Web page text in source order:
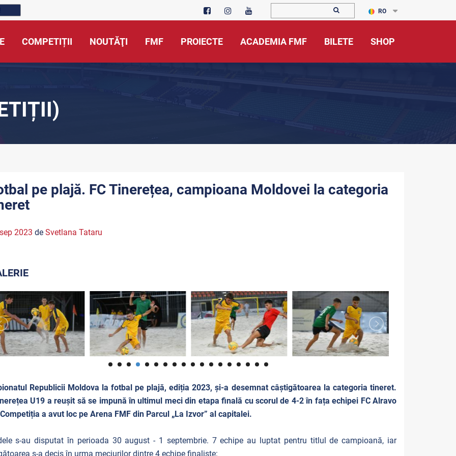
RO
COMPETIȚII NOUTĂŢI FMF PROIECTE ACADEMIA FMF BILETE SHOP
pe plajă. FC Tinerețea, campioana Moldovei la categoria
2023 de Svetlana Tataru
Republicii Moldova la fotbal pe plajă, ediția 2023, și-a desemnat câștigătoarea la categoria tineret.
U19 a reușit să se impună în ultimul meci din etapa finală cu scorul de 4-2 în fața echipei FC Alravo
a avut loc pe Arena FMF din Parcul „La Izvor” al capitalei.
s-au disputat în perioada 30 august - 1 septembrie. 7 echipe au luptat pentru titlul de campioană, iar
s-a decis în urma meciurilor dintre 4 echipe finaliste: